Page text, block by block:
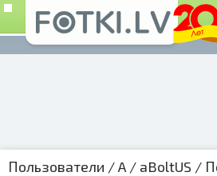
Пользователи /A / aBoltUS /